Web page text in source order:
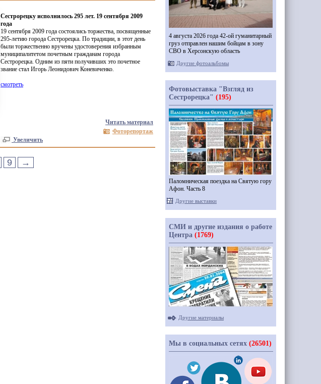
Сестрорецку исполнилось 295 лет. 19 сентября 2009
года
19 сентября 2009 года состоялись торжества, посвященные
295-летию города Сестрорецка. По традиции, в этот день
были торжественно вручены удостоверения избранным
муниципалитетом почетным гражданам города
Сестрорецка. Одним из пяти получивших это почетное
звание стал Игорь Леонидович Коневиченко.
смотреть
Читать материал
Фоторепортаж
Увеличить
9 →
4 августа 2026 года 42-ой гуманитарный
груз отправлен нашим бойцам в зону
СВО в Херсонскую область
Другие фотоальбомы
Фотовыставка "Взгляд из
Сестрорецка" (195)
Паломническая поездка на Святую гору
Афон. Часть 8
Другие выставки
СМИ и другие издания о работе
Центра (1769)
Другие материалы
Мы в социальных сетях (26501)